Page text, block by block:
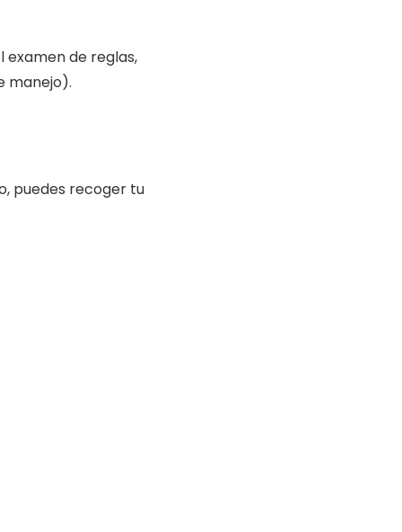
examen de reglas,
manejo).
puedes recoger tu